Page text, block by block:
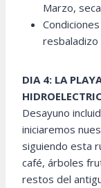
Marzo, seca
resbaladizo
DIA 4: LA
Desayuno
iniciaremos
siguiendo esta
café, árboles
restos del